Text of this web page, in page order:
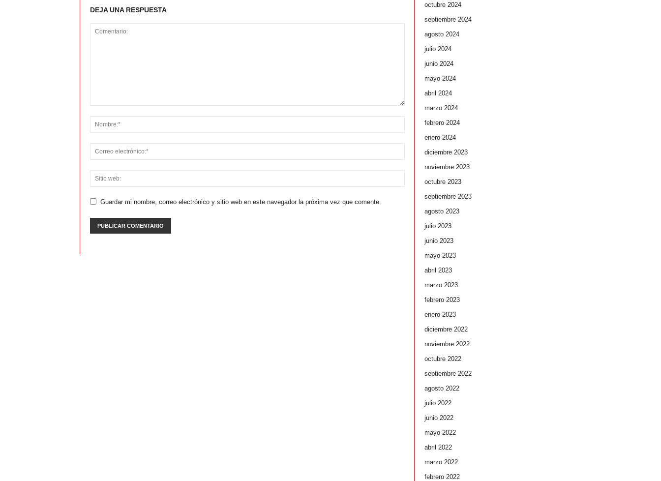
DEJA UNA RESPUESTA
Guardar mi nombre, correo electrónico y sitio web en este navegador la próxima vez que comente.
octubre 2024
septiembre 2024
agosto 2024
julio 2024
junio 2024
mayo 2024
abril 2024
marzo 2024
febrero 2024
enero 2024
diciembre 2023
noviembre 2023
octubre 2023
septiembre 2023
agosto 2023
julio 2023
junio 2023
mayo 2023
abril 2023
marzo 2023
febrero 2023
enero 2023
diciembre 2022
noviembre 2022
octubre 2022
septiembre 2022
agosto 2022
julio 2022
junio 2022
mayo 2022
abril 2022
marzo 2022
febrero 2022